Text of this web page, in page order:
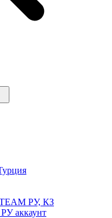
РУ, КЗ
аккаунт